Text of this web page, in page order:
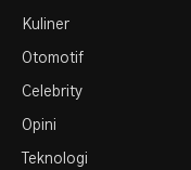
Kuliner
Otomotif
Celebrity
Opini
Teknologi